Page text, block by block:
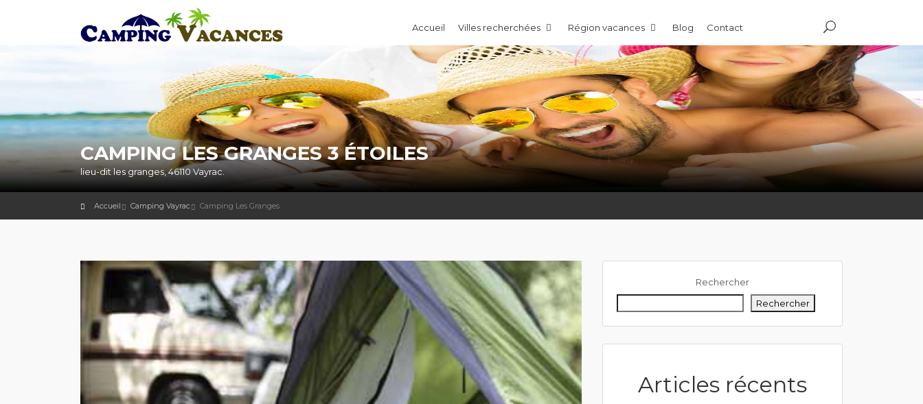
Accueil Villes recherchées Région vacances Blog Contact
CAMPING LES GRANGES 3 ÉTOILES
lieu-dit les granges, 46110 Vayrac.
Accueil Camping Vayrac Camping Les Granges
Rechercher
Rechercher
Articles récents